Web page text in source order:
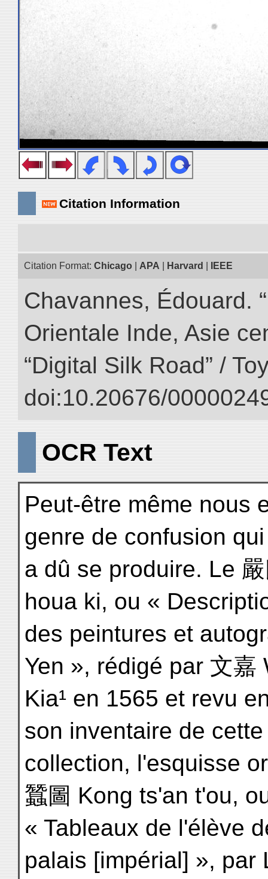
Citation Information
Citation Format: Chicago APA Harvard IEEE
Chavannes, Édouard.
Orientale Inde, Asie
“Digital Silk Road” /
doi:10.20676/
OCR Text
Peut-être même nous
genre de confusion qui
a dû se produire. Le
houa ki, ou «
des peintures et
Yen », rédigé par 文嘉
Kia¹ en 1565 et revu
son inventaire de cette
collection, l'esquisse
蠶圖 Kong ts'an t'ou,
« Tableaux de l'élève
palais [impérial] », par